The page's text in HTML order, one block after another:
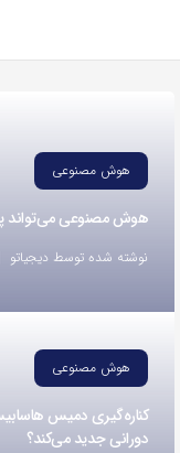
استفاده
روش‌های
زیر
این
صفحه
دوستان
هوش مصنوعی
هوش مصنوعی می‌تواند
نوشته شده توسط دیجیاتو
هوش مصنوعی
کناره‌گیری دمیس
دورانی جدید می‌کند؟